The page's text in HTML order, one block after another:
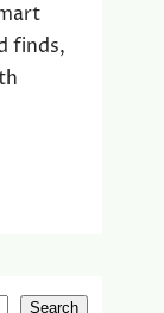
finds,
Search